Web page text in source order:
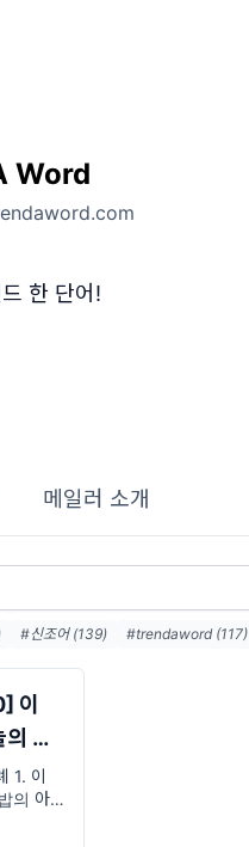
Word
한 단어!
메일러 소개
#신조어 (139) #trendaword (117)
재 (18)
이
트
1. 이
의 아